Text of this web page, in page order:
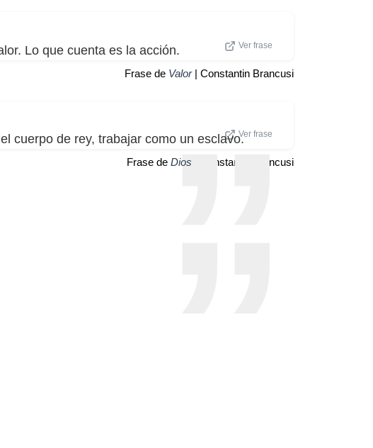
Lo que cuenta es la acción. Ver frase
Frase de Valor| Constantin Brancusi
cuerpo de rey, trabajar como un esclavo.Ver frase
Frase de Dios | Constantin Brancusi